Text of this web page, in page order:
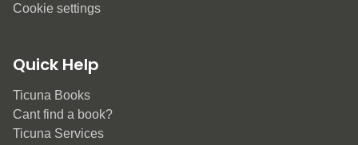
Cookie settings
Quick Help
Ticuna Books
Cant find a book?
Ticuna Services